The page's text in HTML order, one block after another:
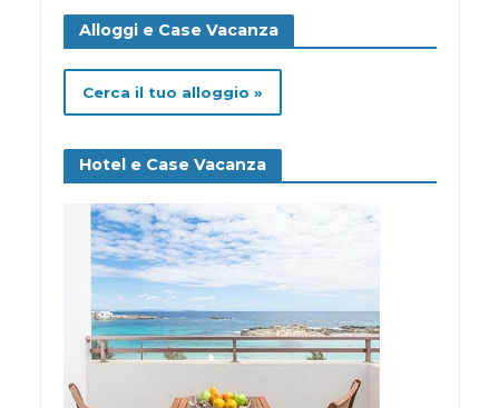
Alloggi e Case Vacanza
Cerca il tuo alloggio »
Hotel e Case Vacanza